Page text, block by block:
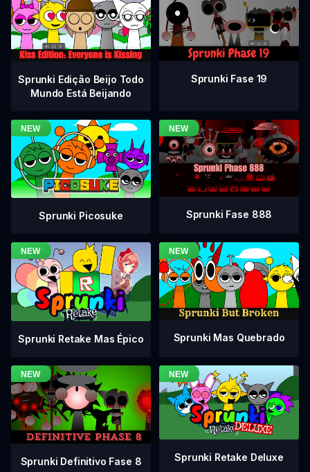
Sprunki Edição Beijo Todo
Mundo Está Beijando
Sprunki Fase 19
Sprunki Picosuke Sprunki Fase 888
Sprunki Retake Mas Épico Sprunki Mas Quebrado
Sprunki Definitivo Fase 8 Sprunki Retake Deluxe